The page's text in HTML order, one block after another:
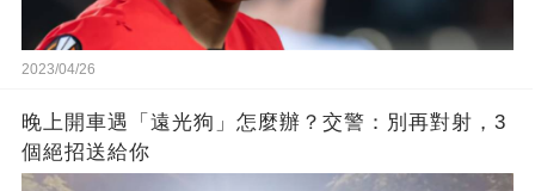
2023/04/26
晚上開車遇「遠光狗」怎麼辦？交警：別再對射，3
個絕招送給你